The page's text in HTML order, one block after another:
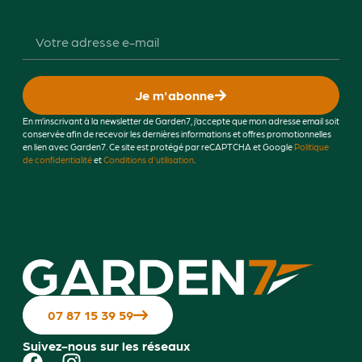
Je m'abonne
En m’inscrivant à la newsletter de Garden7, j’accepte que mon adresse email soit
conservée afin de recevoir les dernières informations et offres promotionnelles
en lien avec Garden7. Ce site est protégé par reCAPTCHA et GooglePolitique
de confidentialitéetConditions d'utilisation.
07 87 15 39 59
Suivez-nous sur les réseaux